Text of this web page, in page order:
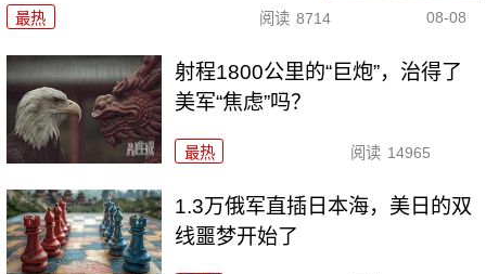
最热 阅读 8714 08-08
射程1800公里的“巨炮”，治得了
美军“焦虑”吗？
最热 阅读 14965
1.3万俄军直插日本海，美日的双
线噩梦开始了